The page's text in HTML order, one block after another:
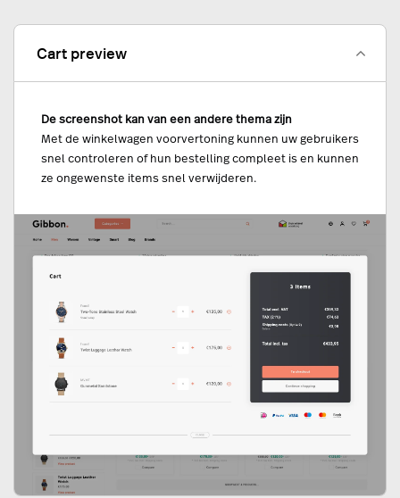
Cart preview
De screenshot kan van een andere thema zijn
Met de winkelwagen voorvertoning kunnen uw gebruikers
snel controleren of hun bestelling compleet is en kunnen
ze ongewenste items snel verwijderen.